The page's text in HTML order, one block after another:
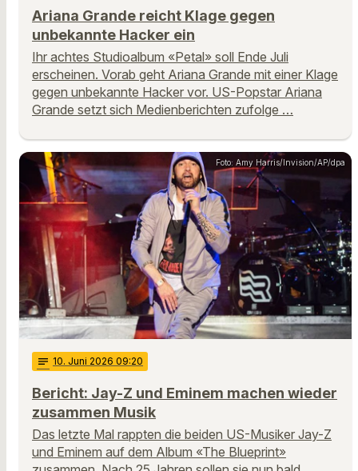
Ariana Grande reicht Klage gegen
unbekannte Hacker ein
Ihr achtes Studioalbum «Petal» soll Ende Juli
erscheinen. Vorab geht Ariana Grande mit einer Klage
gegen unbekannte Hacker vor. US-Popstar Ariana
Grande setzt sich Medienberichten zufolge …
Foto: Amy Harris/Invision/AP/dpa
notes 10. Juni 2026 09:20
Bericht: Jay-Z und Eminem machen wieder
zusammen Musik
Das letzte Mal rappten die beiden US-Musiker Jay-Z
und Eminem auf dem Album «The Blueprint»